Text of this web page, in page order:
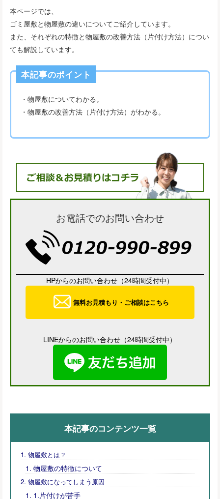
本ページでは、
ゴミ屋敷と物屋敷の違いについてご紹介しています。
また、それぞれの特徴と物屋敷の改善方法（片付け方法）につい
ても解説しています。
本記事のポイント
・物屋敷についてわかる。
・物屋敷の改善方法（片付け方法）がわかる。
お電話でのお問い合わせ
HPからのお問い合わせ（24時間受付中）
無料お見積もり・ご相談はこちら
LINEからのお問い合わせ（24時間受付中）
本記事のコンテンツ一覧
物屋敷とは？
物屋敷の特徴について
物屋敷になってしまう原因
1.片付けが苦手